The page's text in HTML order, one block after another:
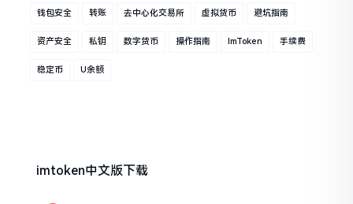
钱包安全 转账 去中心化交易所 虚拟货币 避坑指南
资产安全 私钥 数字货币 操作指南 ImToken 手续费
稳定币 U余额
imtoken中文版下载